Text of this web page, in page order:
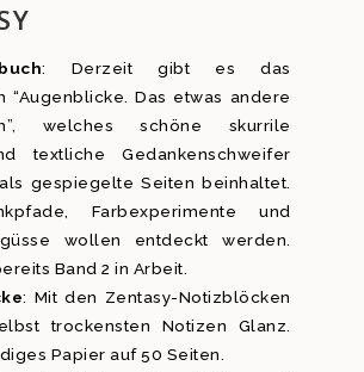
: Derzeit gibt es das
“Augenblicke. Das etwas andere
welches schöne skurrile
textliche Gedankenschweifer
gespiegelte Seiten beinhaltet.
Farbexperimente und
wollen entdeckt werden.
Band 2 in Arbeit.
: Mit den Zentasy-Notizblöcken
trockensten Notizen Glanz.
Papier auf 50 Seiten.